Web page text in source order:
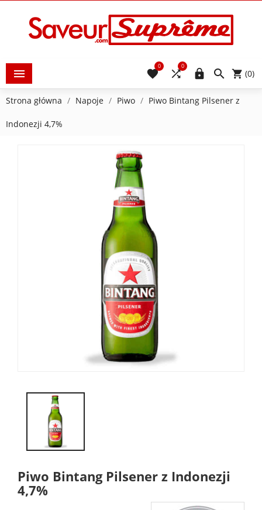
  (0)


0

0
Strona główna Napoje Piwo Piwo Bintang Pilsener z
Indonezji 4,7%
Piwo Bintang Pilsener z Indonezji
4,7%